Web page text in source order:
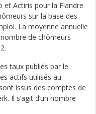
et Actiris pour la Flandre
sur la base des
La moyenne annuelle
de chômeurs
taux publiés par le
actifs utilisés au
issus des comptes de
Il s’agit d’un nombre